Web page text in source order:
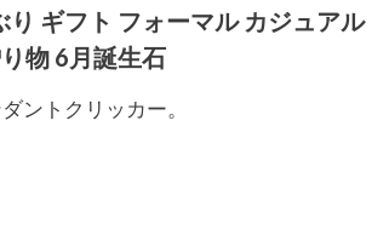
ギフト フォーマル カジュアル
物 6月誕生石
ントクリッカー。